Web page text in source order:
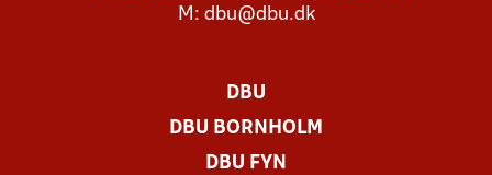
M: dbu@dbu.dk
DBU
DBU BORNHOLM
DBU FYN